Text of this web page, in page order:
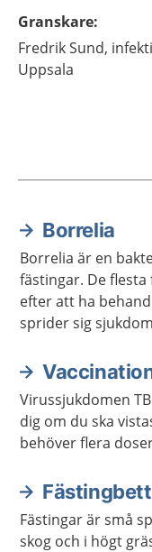
Granskare:
FredrikSund,
Uppsala
Aktuella
Borrelia
Borrelia är en
fästingar. De
efter att ha
sprider sig
Virussjukdomen
dig om du ska vistas där TBE-viruset finns.
behöver flera
Fästingbett
Fästingar är små
skog och i högt